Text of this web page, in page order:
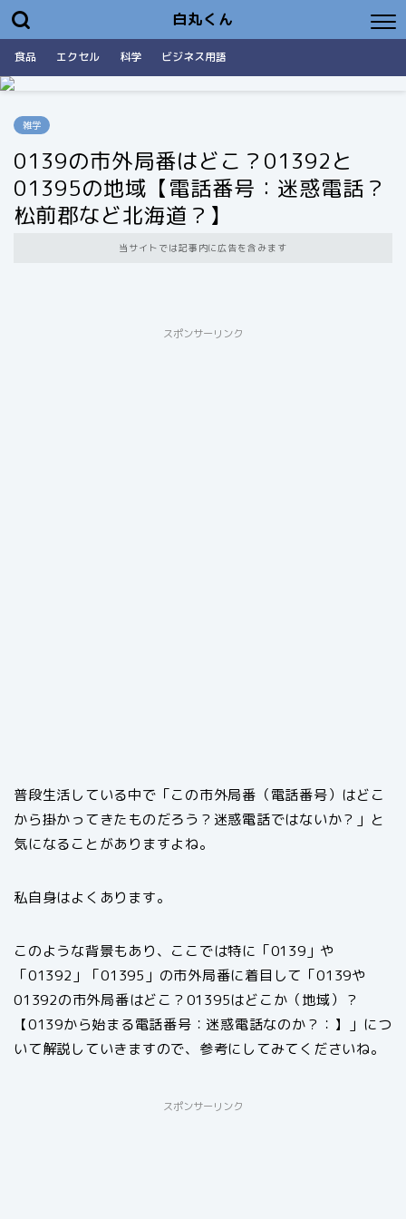
白丸くん
食品 エクセル 科学 ビジネス用語
雑学
0139の市外局番はどこ？01392と
01395の地域【電話番号：迷惑電話？
松前郡など北海道？】
当サイトでは記事内に広告を含みます
スポンサーリンク
普段生活している中で「この市外局番（電話番号）はどこ
から掛かってきたものだろう？迷惑電話ではないか？」と
気になることがありますよね。
私自身はよくあります。
このような背景もあり、ここでは特に「0139」や
「01392」「01395」の市外局番に着目して「0139や
01392の市外局番はどこ？01395はどこか（地域）？
【0139から始まる電話番号：迷惑電話なのか？：】」につ
いて解説していきますので、参考にしてみてくださいね。
スポンサーリンク